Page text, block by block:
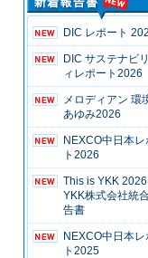
DIC レポート
DIC サステナビ
ィレポート2026
メロディアン 環
あゆみ2026
NEXCO中日本レ
ト2026
This is YKK 2026
YKK株式会社統
告書
NEXCO中日本レ
ト2025